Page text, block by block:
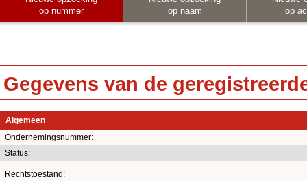
op nummer
op naam
op
Gegevens van de
Algemeen
Ondernemingsnummer:
Status:
Rechtstoestand: